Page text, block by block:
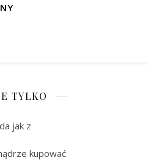
TYLKO
jak z
kupować